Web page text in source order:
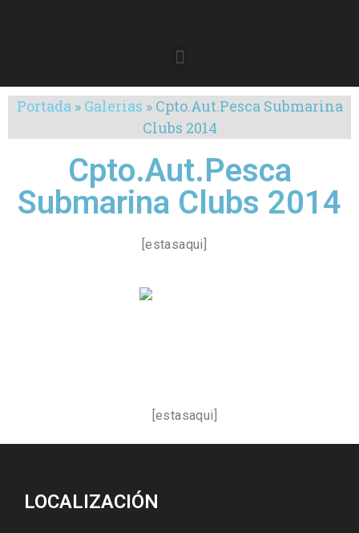
Portada» Galerias » Cpto.Aut.Pesca Submarina
Clubs 2014
Cpto.Aut.Pesca
Submarina Clubs 2014
[estasaqui]
[estasaqui]
LOCALIZACIÓN